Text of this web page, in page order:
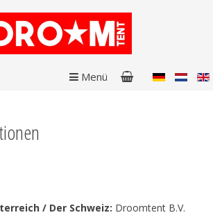
Menü
/ Der Schweiz: Droomtent B.V.